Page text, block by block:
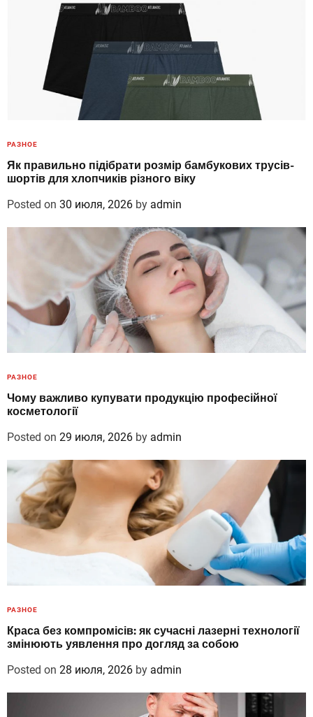
РАЗНОЕ
Як правильно підібрати розмір бамбукових трусів-
шортів для хлопчиків різного віку
Posted on 30 июля, 2026 by admin
РАЗНОЕ
Чому важливо купувати продукцію професійної
косметології
Posted on 29 июля, 2026 by admin
РАЗНОЕ
Краса без компромісів: як сучасні лазерні технології
змінюють уявлення про догляд за собою
Posted on 28 июля, 2026 by admin